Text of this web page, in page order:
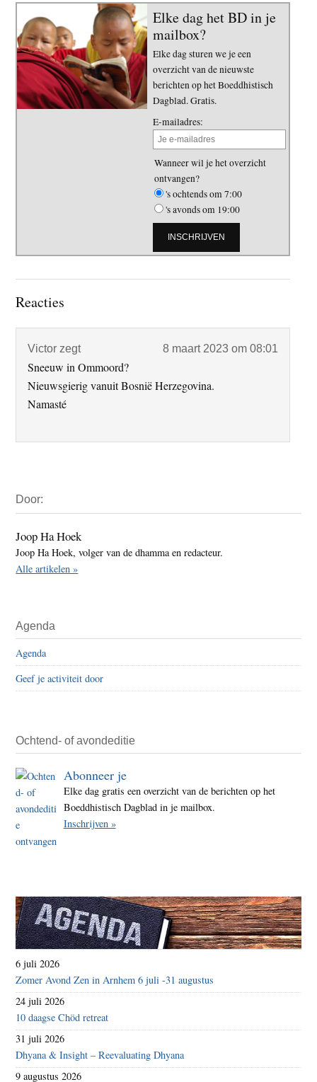
Elke dag het BD in je
mailbox?
Elke dag sturen we je een
overzicht van de nieuwste
berichten op het Boeddhistisch
Dagblad. Gratis.
E-mailadres:
Wanneer wil je het overzicht
ontvangen?
's ochtends om 7:00
's avonds om 19:00
Lees
Reacties
Victor zegt 8 maart 2023 om 08:01
Sneeuw in Ommoord?
Nieuwsgierig vanuit Bosnië Herzegovina.
Namasté
Sidebar
Door:
Joop Ha Hoek
Joop Ha Hoek, volger van de dhamma en redacteur.
Alle artikelen »
Agenda
Agenda
Geef je activiteit door
Ochtend- of avondeditie
Abonneer je
Elke dag gratis een overzicht van de berichten op het
Boeddhistisch Dagblad in je mailbox.
Inschrijven »
6 juli 2026
Zomer Avond Zen in Arnhem 6 juli -31 augustus
24 juli 2026
10 daagse Chöd retreat
31 juli 2026
Dhyana & Insight – Reevaluating Dhyana
9 augustus 2026